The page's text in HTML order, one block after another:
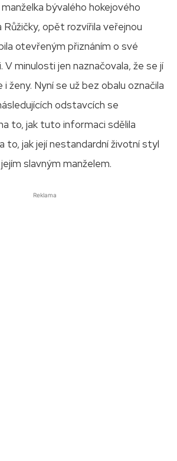
bývalého hokejového
opět rozvířila veřejnou
otevřeným přiznáním o své
V minulosti jen naznačovala, že se jí
i ženy. Nyní se už bez obalu označila
odstavcích se
to, jak tuto informaci sdělila
to, jak její nestandardní životní styl
slavným manželem.
Reklama